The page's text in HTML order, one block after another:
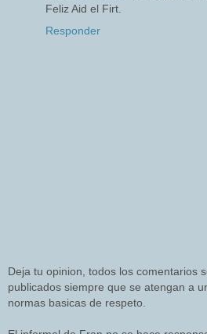
Feliz Aid el Firt.
Responder
Deja tu opinion, todos los comentarios
publicados siempre que se atengan a
normas basicas de respeto.